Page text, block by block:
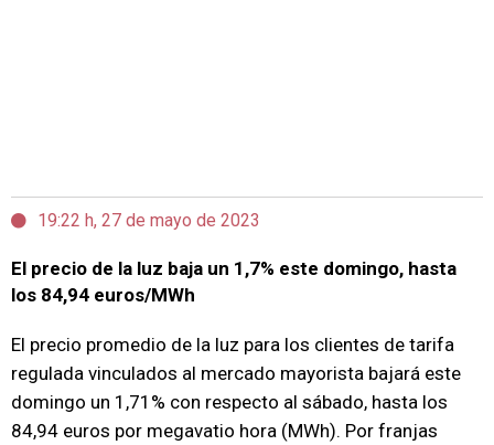
19:22 h, 27 de mayo de 2023
El precio de la luz baja un 1,7% este domingo, hasta
los 84,94 euros/MWh
El precio promedio de la luz para los clientes de tarifa
regulada vinculados al mercado mayorista bajará este
domingo un 1,71% con respecto al sábado, hasta los
84,94 euros por megavatio hora (MWh). Por franjas